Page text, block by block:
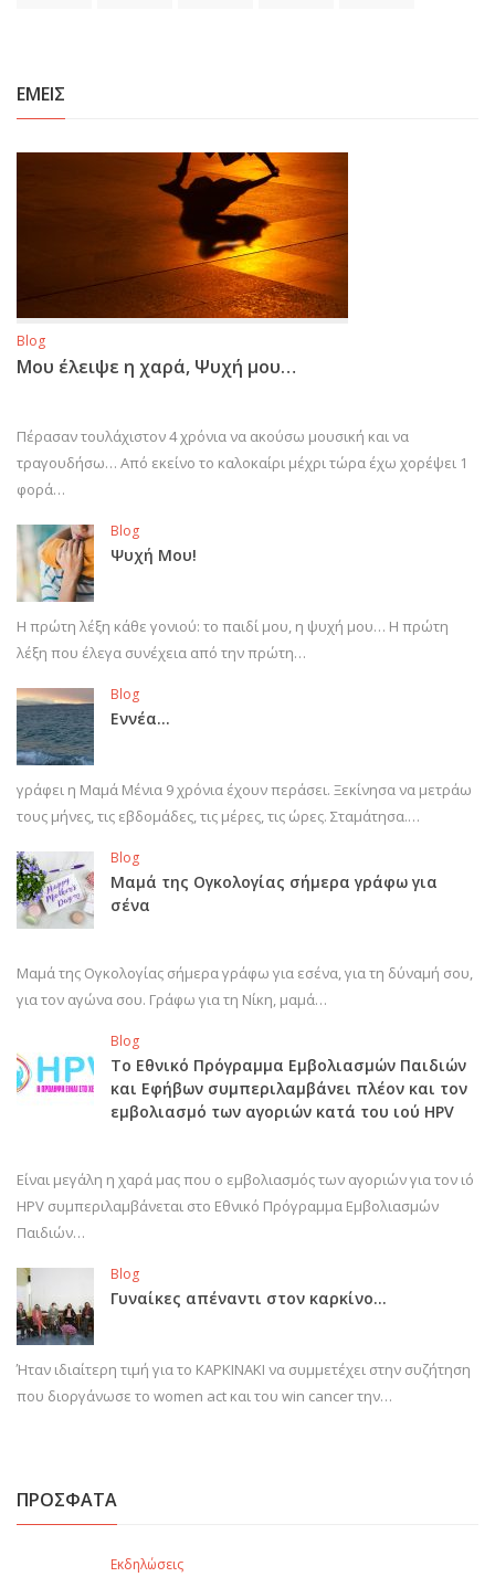
ΕΜΕΙΣ
Blog
Μου έλειψε η χαρά, Ψυχή μου…
Πέρασαν τουλάχιστον 4 χρόνια να ακούσω μουσική και να
τραγουδήσω… Από εκείνο το καλοκαίρι μέχρι τώρα έχω χορέψει 1
φορά…
Blog
Ψυχή Μου!
Η πρώτη λέξη κάθε γονιού: το παιδί μου, η ψυχή μου… Η πρώτη
λέξη που έλεγα συνέχεια από την πρώτη…
Blog
Εννέα…
γράφει η Μαμά Μένια 9 χρόνια έχουν περάσει. Ξεκίνησα να μετράω
τους μήνες, τις εβδομάδες, τις μέρες, τις ώρες. Σταμάτησα.…
Blog
Μαμά της Ογκολογίας σήμερα γράφω για
σένα
Μαμά της Ογκολογίας σήμερα γράφω για εσένα, για τη δύναμή σου,
για τον αγώνα σου. Γράφω για τη Νίκη, μαμά…
Blog
Το Εθνικό Πρόγραμμα Εμβολιασμών Παιδιών
και Εφήβων συμπεριλαμβάνει πλέον και τον
εμβολιασμό των αγοριών κατά του ιού HPV
Είναι μεγάλη η χαρά μας που ο εμβολιασμός των αγοριών για τον ιό
HPV συμπεριλαμβάνεται στο Εθνικό Πρόγραμμα Εμβολιασμών
Παιδιών…
Blog
Γυναίκες απέναντι στον καρκίνο…
Ήταν ιδιαίτερη τιμή για το ΚΑΡΚΙΝΑΚΙ να συμμετέχει στην συζήτηση
που διοργάνωσε το women act και του win cancer την…
ΠΡΟΣΦΑΤΑ
Εκδηλώσεις